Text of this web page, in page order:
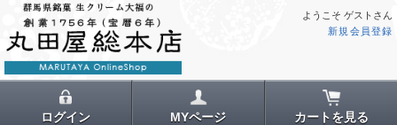
ようこそ ゲストさん
新規会員登録
ログイン MYページ カートを見る